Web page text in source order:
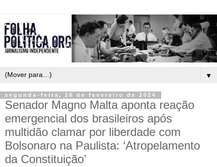
▼
segunda-feira, 26 de fevereiro de 2024
Senador Magno Malta aponta reação
emergencial dos brasileiros após
multidão clamar por liberdade com
Bolsonaro na Paulista: ‘Atropelamento
da Constituição’